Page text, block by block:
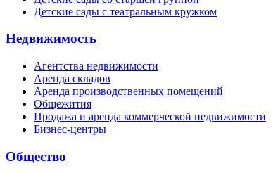
Детские сады с театральным кружком
Недвижимость
Агентства недвижимости
Аренда складов
Аренда производственных помещений
Общежития
Продажа и аренда коммерческой недвижимости
Бизнес-центры
Общество